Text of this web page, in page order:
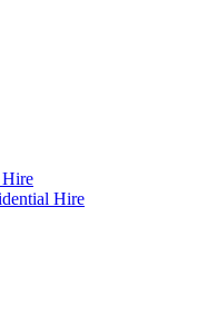
Hire
Hire